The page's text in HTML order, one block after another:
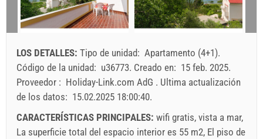
La llegada Cualquier día Cualquier día Cualquier día
Las ofertas:
Holiday-Link paga: 6 oct. 2025 - 31 dic. 2026 / - 10 %
Obligatorio:La registracion (01.07. - 31.08): 10 EUR (once -
para_person), La registracion (01.01 - 30.06. / 01.09. -
31.12.): 5 EUR (once - para_person)
10 11 12 13 14 15
16
17
18 19 20 21 22
23
31
LOS DETALLES: Tipo de unidad: Apartamento (4+1).
Código de la unidad: u36773. Creado en: 15 feb. 2025.
Proveedor : Holiday-Link.com AdG . Ultima actualización
de los datos: 15.02.2025 18:00:40.
CARACTERÍSTICAS PRINCIPALES: wifi gratis, vista a mar,
La superficie total del espacio interior es 55 m2, El piso de